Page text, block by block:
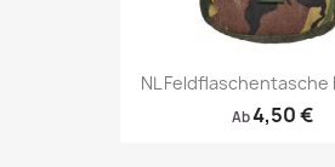
NL Feldflaschentasche
Ab4,50 €